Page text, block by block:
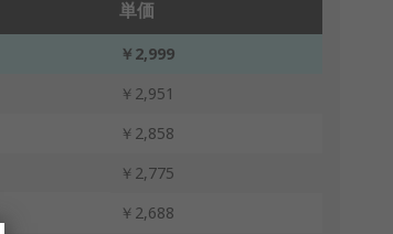
単価
￥2,999
￥2,951
￥2,858
￥2,775
￥2,688